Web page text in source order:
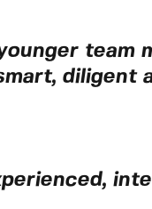
team
diligent